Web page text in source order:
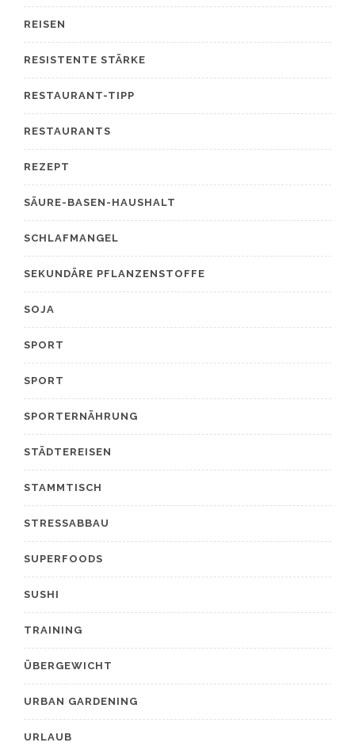
REISEN
RESISTENTE STÄRKE
RESTAURANT-TIPP
RESTAURANTS
REZEPT
SÄURE-BASEN-HAUSHALT
SCHLAFMANGEL
SEKUNDÄRE PFLANZENSTOFFE
SOJA
SPORT
SPORT
SPORTERNÄHRUNG
STÄDTEREISEN
STAMMTISCH
STRESSABBAU
SUPERFOODS
SUSHI
TRAINING
ÜBERGEWICHT
URBAN GARDENING
URLAUB